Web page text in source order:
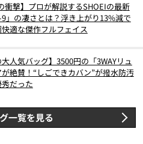
衝撃】プロが解説するSHOEIの最新
」の凄さとは？浮き上がり13%減で
適な傑作フルフェイス
大人気バッグ】3500円の「3WAYリュ
絶賛！“しごできカバン”が撥水防汚
だった
一覧を見る